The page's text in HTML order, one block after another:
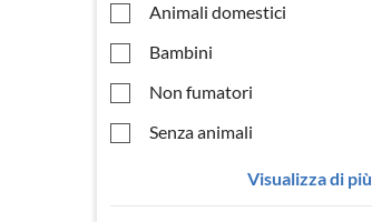
Animali domestici
Bambini
Non fumatori
Senza animali
Visualizza di più